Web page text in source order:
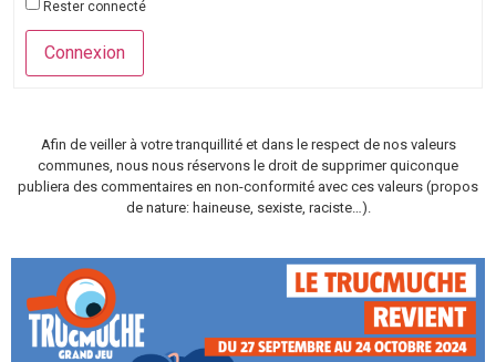
Rester connecté
Connexion
Afin de veiller à votre tranquillité et dans le respect de nos valeurs
communes, nous nous réservons le droit de supprimer quiconque
publiera des commentaires en non-conformité avec ces valeurs (propos
de nature: haineuse, sexiste, raciste…).